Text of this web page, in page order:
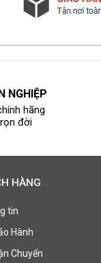
NGHIỆP
hãng
đời
HÀNG
tin
Hành
Chuyển